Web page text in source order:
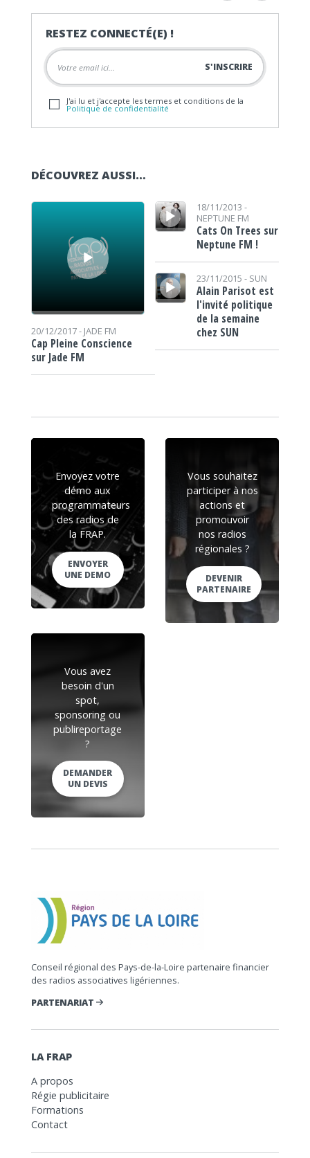
RESTEZ CONNECTÉ(E) !
J'ai lu et j'accepte les termes et conditions de la
Politique de confidentialité
DÉCOUVREZ AUSSI…
Lecteur audio
20/12/2017 - JADE FM
Cap Pleine Conscience
sur Jade FM
Lecteur audio18/11/2013 -
NEPTUNE FM
Cats On Trees sur
Neptune FM !
Lecteur audio
23/11/2015 - SUN
Alain Parisot est
l'invité politique
de la semaine
chez SUN
Envoyez votre
démo aux
programmateurs
des radios de
la FRAP.
ENVOYER
UNE DEMO
Vous souhaitez
participer à nos
actions et
promouvoir
nos radios
régionales ?
DEVENIR
PARTENAIRE
Vous avez
besoin d'un
spot,
sponsoring ou
publireportage
?
DEMANDER
UN DEVIS
Conseil régional des Pays-de-la-Loire partenaire financier
des radios associatives ligériennes.
PARTENARIAT
LA FRAP
A propos
Régie publicitaire
Formations
Contact